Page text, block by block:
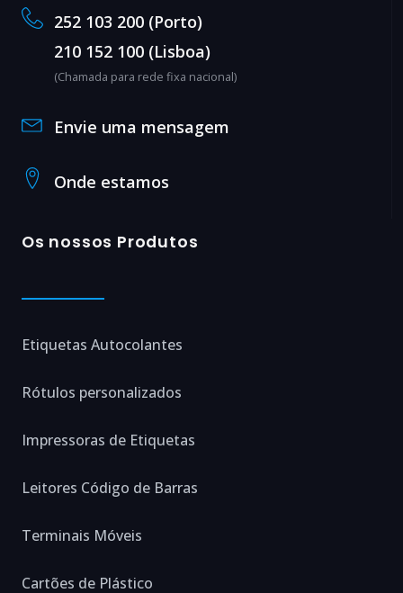
252 103 200 (Porto)
210 152 100 (Lisboa)
(Chamada para rede fixa nacional)
Envie uma mensagem
Onde estamos
Os nossos Produtos
Etiquetas Autocolantes
Rótulos personalizados
Impressoras de Etiquetas
Leitores Código de Barras
Terminais Móveis
Cartões de Plástico